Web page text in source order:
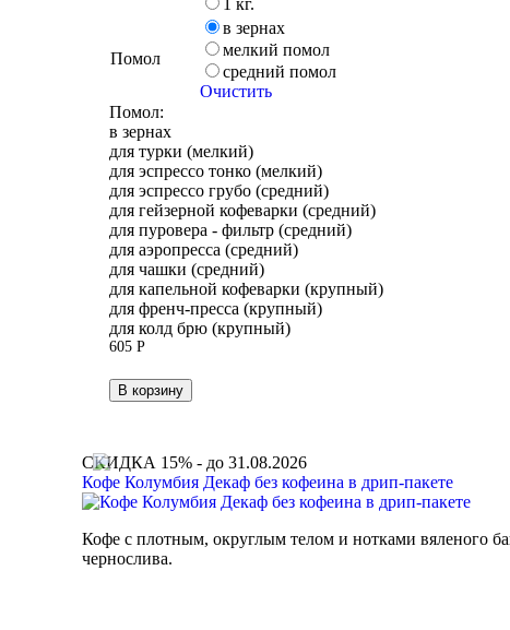
1 кг.
Помол
в зернах
мелкий помол
средний помол
Очистить
Помол:
в зернах
для турки (мелкий)
для эспрессо тонко (мелкий)
для эспрессо грубо (средний)
для гейзерной кофеварки (средний)
для пуровера - фильтр (средний)
для аэропресса (средний)
для чашки (средний)
для капельной кофеварки (крупный)
для френч-пресса (крупный)
для колд брю (крупный)
605Р
В корзину
СКИДКА 15% - до 31.08.2026
Кофе Колумбия Декаф без кофеина в дрип-пакете
Кофе с плотным, округлым телом и нотками вяленого
чернослива.